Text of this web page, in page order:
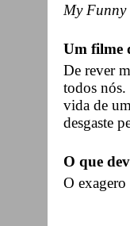
My Funny
Um filme
De rever
todos
vida de
desgaste
O que
O